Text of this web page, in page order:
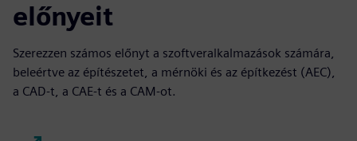
előnyeit
Szerezzen számos előnyt a szoftveralkalmazások számára,
beleértve az építészetet, a mérnöki és az építkezést (AEC),
a CAD-t, a CAE-t és a CAM-ot.